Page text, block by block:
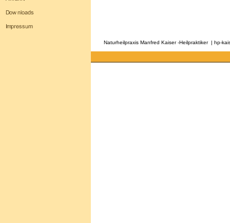
Naturheilpraxis Manfred Kaiser -Heilpraktiker | hp-